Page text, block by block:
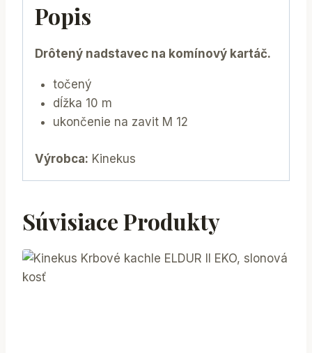
Popis
Drôtený nadstavec na komínový kartáč.
točený
dĺžka 10 m
ukončenie na zavit M 12
Výrobca: Kinekus
Súvisiace Produkty